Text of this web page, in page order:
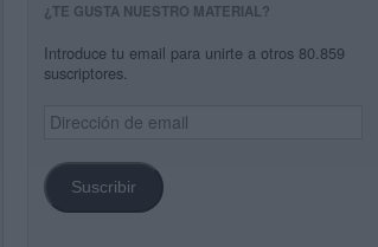
¿TE GUSTA NUESTRO MATERIAL?
Introduce tu email para unirte a otros 80.859
suscriptores.
Dirección
de
Suscribir